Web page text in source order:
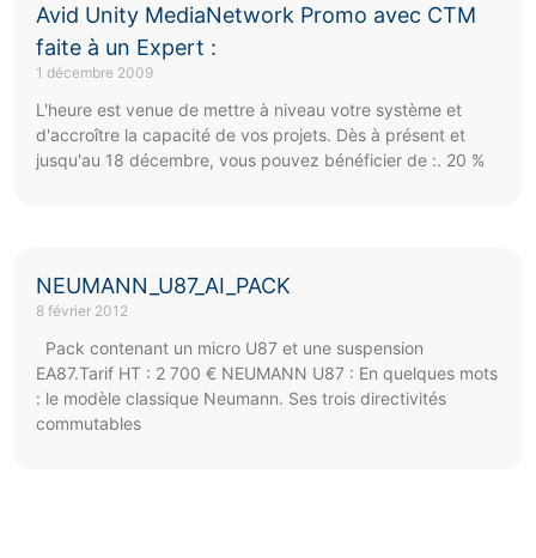
Avid Unity MediaNetwork Promo avec CTM
faite à un Expert :
1 décembre 2009
L'heure est venue de mettre à niveau votre système et
d'accroître la capacité de vos projets. Dès à présent et
jusqu'au 18 décembre, vous pouvez bénéficier de :. 20 %
NEUMANN_U87_AI_PACK
8 février 2012
Pack contenant un micro U87 et une suspension
EA87.Tarif HT : 2 700 € NEUMANN U87 : En quelques mots
: le modèle classique Neumann. Ses trois directivités
commutables